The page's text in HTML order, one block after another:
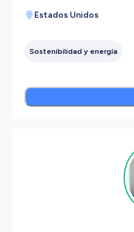
Estados Unidos
Sostenibilidad y energía